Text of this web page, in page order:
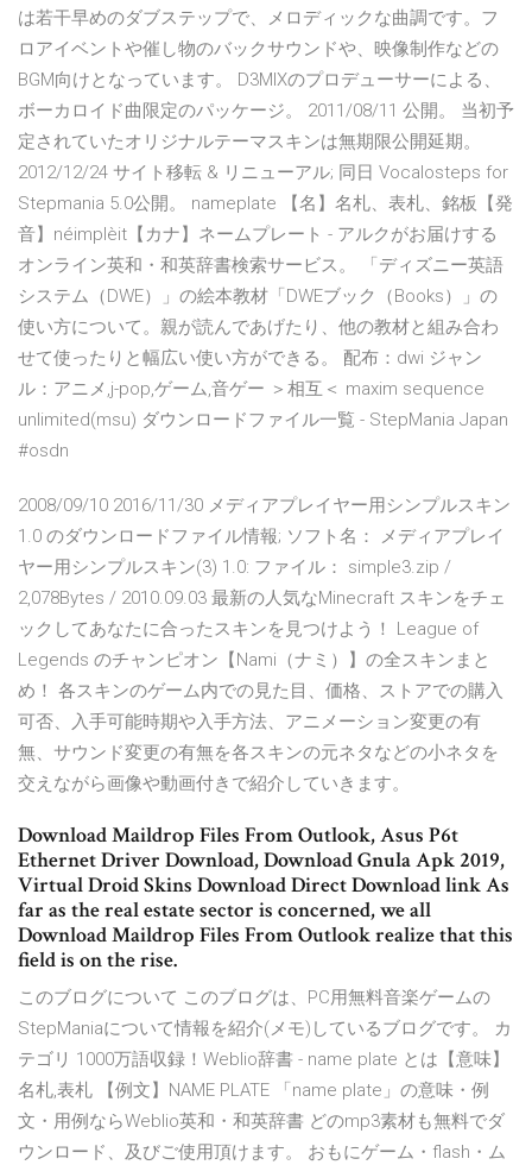
は若干早めのダブステップで、メロディックな曲調です。フ
ロアイベントや催し物のバックサウンドや、映像制作などの
BGM向けとなっています。 D3MIXのプロデューサーによる、
ボーカロイド曲限定のパッケージ。 2011/08/11 公開。 当初予
定されていたオリジナルテーマスキンは無期限公開延期。
2012/12/24 サイト移転 & リニューアル; 同日 Vocalosteps for
Stepmania 5.0公開。 nameplate 【名】名札、表札、銘板【発
音】néimplèit【カナ】ネームプレート - アルクがお届けする
オンライン英和・和英辞書検索サービス。 「ディズニー英語
システム（DWE）」の絵本教材「DWEブック（Books）」の
使い方について。親が読んであげたり、他の教材と組み合わ
せて使ったりと幅広い使い方ができる。 配布：dwi ジャン
ル：アニメ,j-pop,ゲーム,音ゲー ＞相互＜ maxim sequence
unlimited(msu) ダウンロードファイル一覧 - StepMania Japan
#osdn
2008/09/10 2016/11/30 メディアプレイヤー用シンプルスキン
1.0 のダウンロードファイル情報; ソフト名： メディアプレイ
ヤー用シンプルスキン(3) 1.0: ファイル： simple3.zip /
2,078Bytes / 2010.09.03 最新の人気なMinecraft スキンをチェ
ックしてあなたに合ったスキンを見つけよう！ League of
Legends のチャンピオン【Nami（ナミ）】の全スキンまと
め！ 各スキンのゲーム内での見た目、価格、ストアでの購入
可否、入手可能時期や入手方法、アニメーション変更の有
無、サウンド変更の有無を各スキンの元ネタなどの小ネタを
交えながら画像や動画付きで紹介していきます。
Download Maildrop Files From Outlook, Asus P6t
Ethernet Driver Download, Download Gnula Apk 2019,
Virtual Droid Skins Download Direct Download link As
far as the real estate sector is concerned, we all
Download Maildrop Files From Outlook realize that this
field is on the rise.
このブログについて このブログは、PC用無料音楽ゲームの
StepManiaについて情報を紹介(メモ)しているブログです。 カ
テゴリ 1000万語収録！Weblio辞書 - name plate とは【意味】
名札,表札 【例文】NAME PLATE 「name plate」の意味・例
文・用例ならWeblio英和・和英辞書 どのmp3素材も無料でダ
ウンロード、及びご使用頂けます。 おもにゲーム・flash・ム